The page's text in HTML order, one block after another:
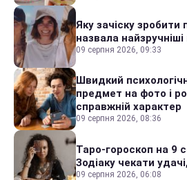
Яку зачіску зробити
назвала
09 серпня 2026, 09:33
Швидкий
предмет на фото і
справжній характер
09 серпня 2026, 08:36
Таро-гороскоп на 9
Зодіаку чекати
09 серпня 2026, 06:08